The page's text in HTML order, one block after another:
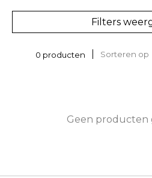
Filters
0 producten Sorteren op
Geen producten